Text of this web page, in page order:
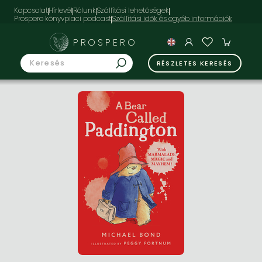
KapcsolatHírlevélRólunkSzállítási lehetőségek
Prospero könyvpiaci podcast
PROSPERO
RÉSZLETES KERESÉS